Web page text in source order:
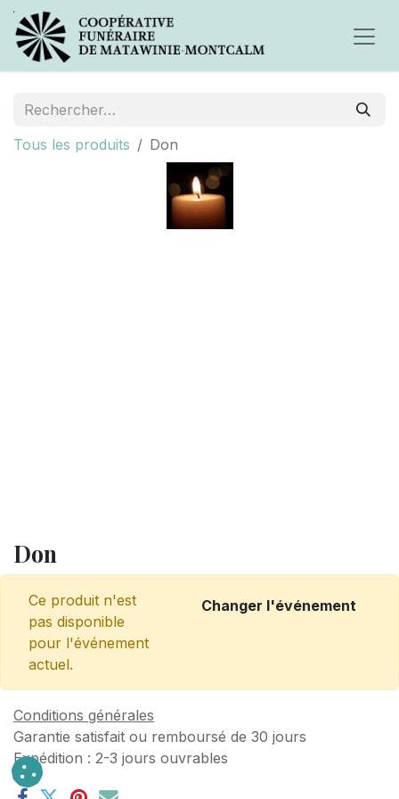
Tous les produits Don
Don
Ce produit n'est
pas disponible
pour l'événement
actuel.
Changer l'événement
Conditions générales
Garantie satisfait ou remboursé de 30 jours
Expédition : 2-3 jours ouvrables